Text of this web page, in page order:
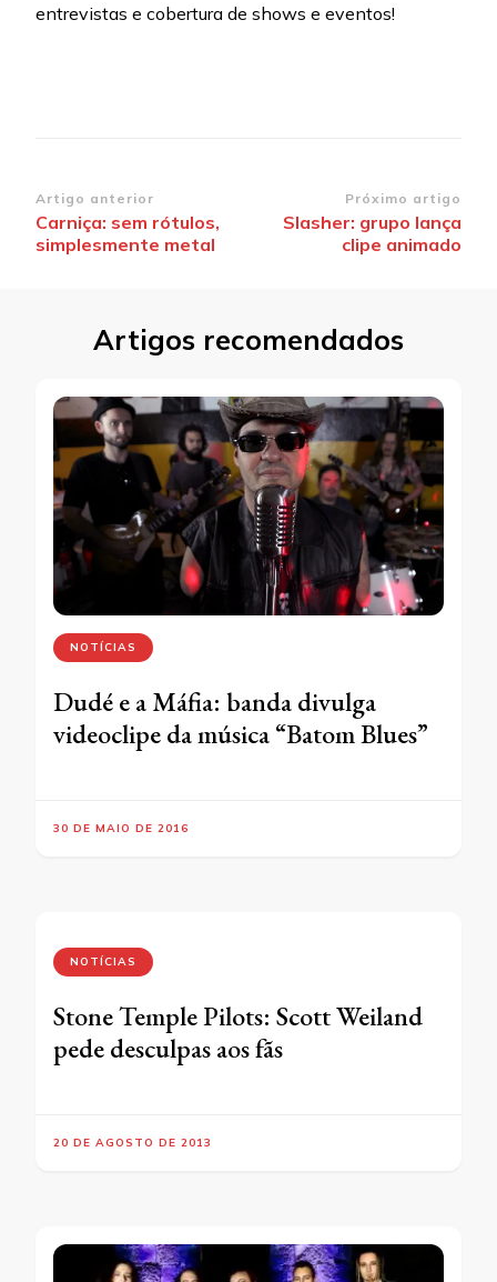
entrevistas e cobertura de shows e eventos!
Navegação
de
Artigo anterior
Carniça: sem rótulos,
simplesmente metal
Próximo artigo
Slasher: grupo lança
clipe animado
Artigos recomendados
NOTÍCIAS
Dudé e a Máfia: banda divulga
videoclipe da música “Batom Blues”
30 DE MAIO DE 2016
NOTÍCIAS
Stone Temple Pilots: Scott Weiland
pede desculpas aos fãs
20 DE AGOSTO DE 2013